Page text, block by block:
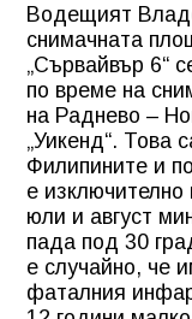
Водещият
снимачната
„Сървайвър 6“
по време на
на Раднево –
„Уикенд“. Това
Филипините и
е
юли и август
пада под 30
е случайно, че
фаталния